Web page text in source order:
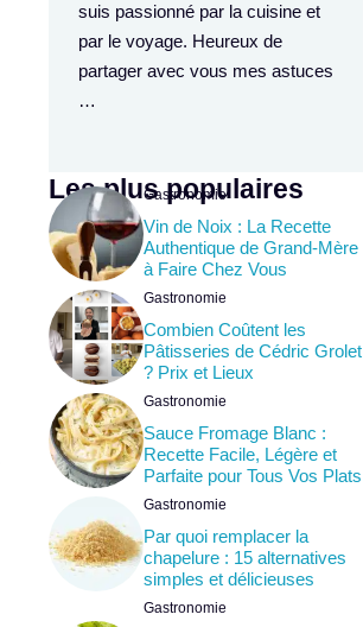
suis passionné par la cuisine et
par le voyage. Heureux de
partager avec vous mes astuces
…
Les plus populaires
Gastronomie
Vin de Noix : La Recette
Authentique de Grand-Mère
à Faire Chez Vous
Gastronomie
Combien Coûtent les
Pâtisseries de Cédric Grolet
? Prix et Lieux
Gastronomie
Sauce Fromage Blanc :
Recette Facile, Légère et
Parfaite pour Tous Vos Plats
Gastronomie
Par quoi remplacer la
chapelure : 15 alternatives
simples et délicieuses
Gastronomie